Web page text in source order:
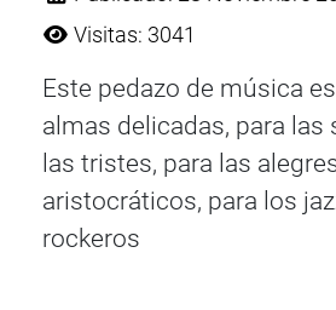
Visitas: 3041
Este pedazo de música
almas delicadas, para las
las tristes, para las
aristocráticos, para los
rockeros